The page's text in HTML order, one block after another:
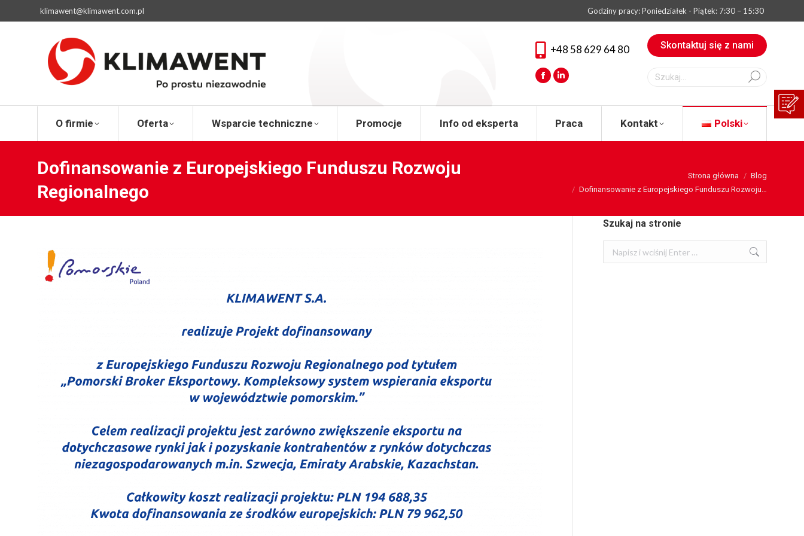
klimawent@klimawent.com.pl Godziny pracy: Poniedziałek - Piątek: 7:30 – 15:30
+48 58 629 64 80
FacebookLinkedin
Skontaktuj się z nami
O firmie Oferta Wsparcie techniczne Promocje Info od eksperta Praca Kontakt Polski
Dofinansowanie z Europejskiego Funduszu Rozwoju
Regionalnego
Strona główna
Blog
Dofinansowanie z Europejskiego Funduszu Rozwoju…
Szukaj na stronie
Szukaj:
Praca Kontakt Polski